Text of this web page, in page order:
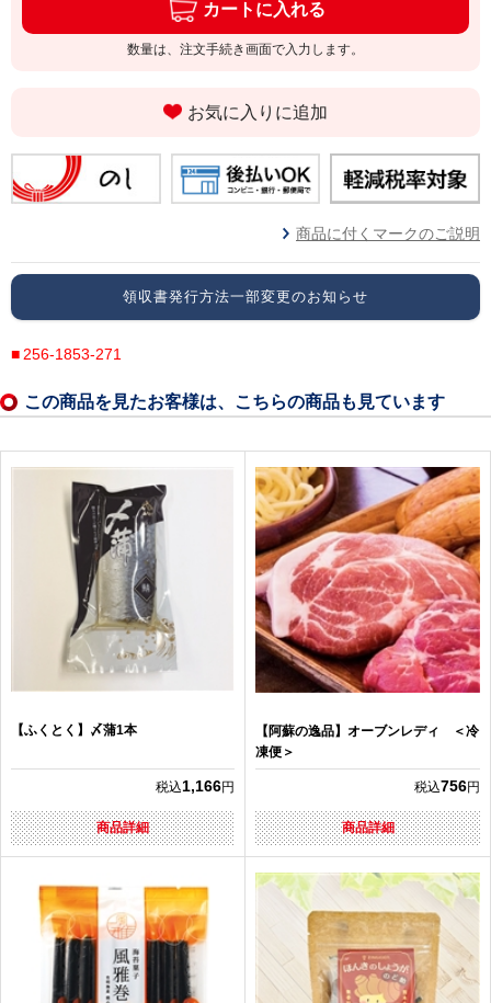
カートに入れる
数量は、注文手続き画面で入力します。
お気に入りに追加
商品に付くマークのご説明
領収書発行方法一部変更のお知らせ
256-1853-271
この商品を見たお客様は、こちらの商品も見ています
【ふくとく】〆蒲1本
税込1,166円
商品詳細
【阿蘇の逸品】オーブンレディ ＜冷
凍便＞
税込756円
商品詳細